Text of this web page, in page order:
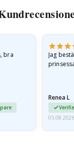
bra
Jag
Renea L
05.08.2026